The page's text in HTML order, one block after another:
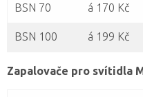
BSN 70 á 170 Kč
BSN 100 á 199 Kč
Zapalovače pro svítidla